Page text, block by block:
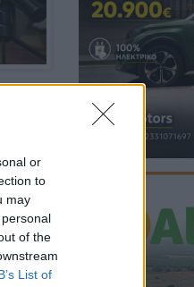
or
to
may
of the
List of